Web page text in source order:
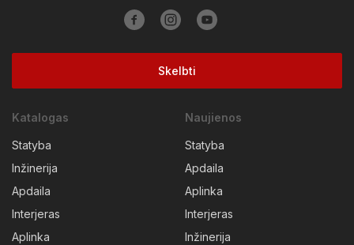
Skelbti
Katalogas
Statyba
Inžinerija
Apdaila
Interjeras
Aplinka
Naujienos
Statyba
Apdaila
Aplinka
Interjeras
Inžinerija